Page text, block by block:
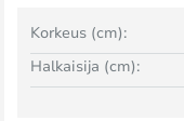
Korkeus (cm):
Halkaisija (cm):